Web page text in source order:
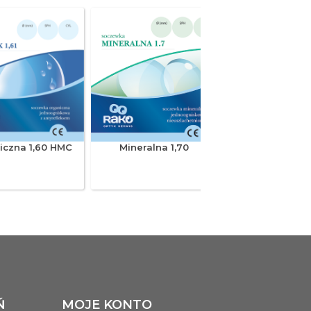
---
--- ---
--- ---
---
--- ---
---
1,60 HMC Mineralna 1,70
MOJE KONTO